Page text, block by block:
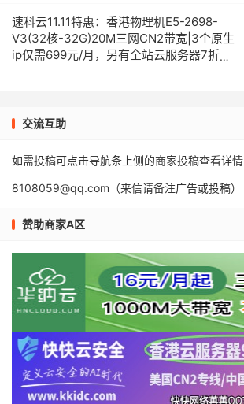
速科云11.11特惠：香港物理机E5-2698-
V3(32核-32G)20M三网CN2带宽|3个原生
ip仅需699元/月，另有全站云服务器7折优
交流互助
如需投稿可点击导航条上侧的商家投稿查看详情
8108059@qq.com（来信请备注广告或投稿）
赞助商家A区